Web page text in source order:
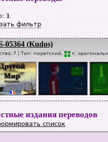
1
фильтр
05364 (Kudos)
? | Тип: пиратский, п ,
издания переводов
список